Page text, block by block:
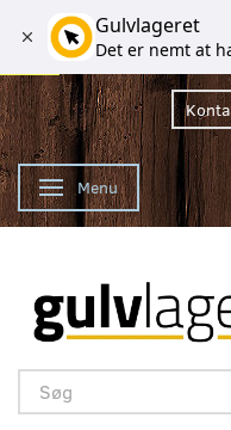
Skifte navigation
Menu
Gulvlageret
Det er nemt at